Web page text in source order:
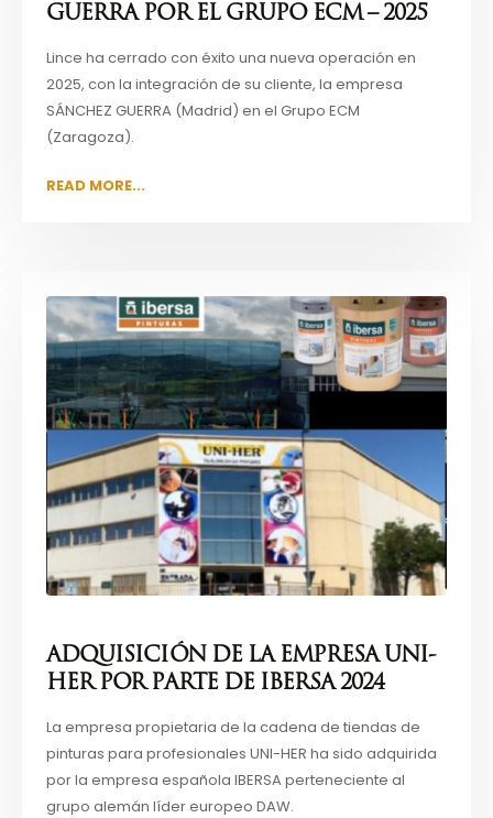
GUERRA POR EL GRUPO ECM – 2025
Lince ha cerrado con éxito una nueva operación en
2025, con la integración de su cliente, la empresa
SÁNCHEZ GUERRA (Madrid) en el Grupo ECM
(Zaragoza).
READ MORE...
ADQUISICIÓN DE LA EMPRESA UNI-
HER POR PARTE DE IBERSA 2024
La empresa propietaria de la cadena de tiendas de
pinturas para profesionales UNI-HER ha sido adquirida
por la empresa española IBERSA perteneciente al
grupo alemán líder europeo DAW.